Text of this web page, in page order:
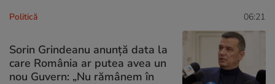
Politică 06:21
Sorin Grindeanu anunță data la
care România ar putea avea un
nou Guvern: „Nu rămânem în